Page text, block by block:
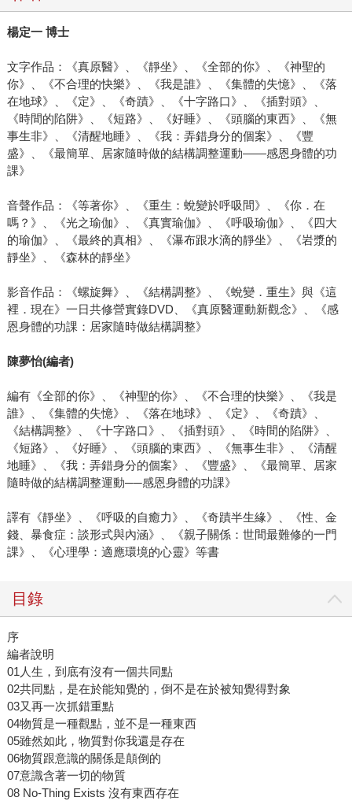
楊定一 博士
文字作品：《真原醫》、《靜坐》、《全部的你》、《神聖的
你》、《不合理的快樂》、《我是誰》、《集體的失憶》、《落
在地球》、《定》、《奇蹟》、《十字路口》、《插對頭》、
《時間的陷阱》、《短路》、《好睡》、《頭腦的東西》、《無
事生非》、《清醒地睡》、《我：弄錯身分的個案》、《豐
盛》、《最簡單、居家隨時做的結構調整運動——感恩身體的功
課》
音聲作品：《等著你》、《重生：蛻變於呼吸間》、《你．在
嗎？》、《光之瑜伽》、《真實瑜伽》、《呼吸瑜伽》、《四大
的瑜伽》、《最終的真相》、《瀑布跟水滴的靜坐》、《岩漿的
靜坐》、《森林的靜坐》
影音作品：《螺旋舞》、《結構調整》、《蛻變．重生》與《這
裡．現在》一日共修營實錄DVD、《真原醫運動新觀念》、《感
恩身體的功課：居家隨時做結構調整》
陳夢怡(編者)
編有《全部的你》、《神聖的你》、《不合理的快樂》、《我是
誰》、《集體的失憶》、《落在地球》、《定》、《奇蹟》、
《結構調整》、《十字路口》、《插對頭》、《時間的陷阱》、
《短路》、《好睡》、《頭腦的東西》、《無事生非》、《清醒
地睡》、《我：弄錯身分的個案》、《豐盛》、《最簡單、居家
隨時做的結構調整運動──感恩身體的功課》
譯有《靜坐》、《呼吸的自癒力》、《奇蹟半生緣》、《性、金
錢、暴食症：談形式與內涵》、《親子關係：世間最難修的一門
課》、《心理學：適應環境的心靈》等書
目錄
序
編者說明
01人生，到底有沒有一個共同點
02共同點，是在於能知覺的，倒不是在於被知覺得對象
03又再一次抓錯重點
04物質是一種觀點，並不是一種東西
05雖然如此，物質對你我還是存在
06物質跟意識的關係是顛倒的
07意識含著一切的物質
08 No-Thing Exists 沒有東西存在